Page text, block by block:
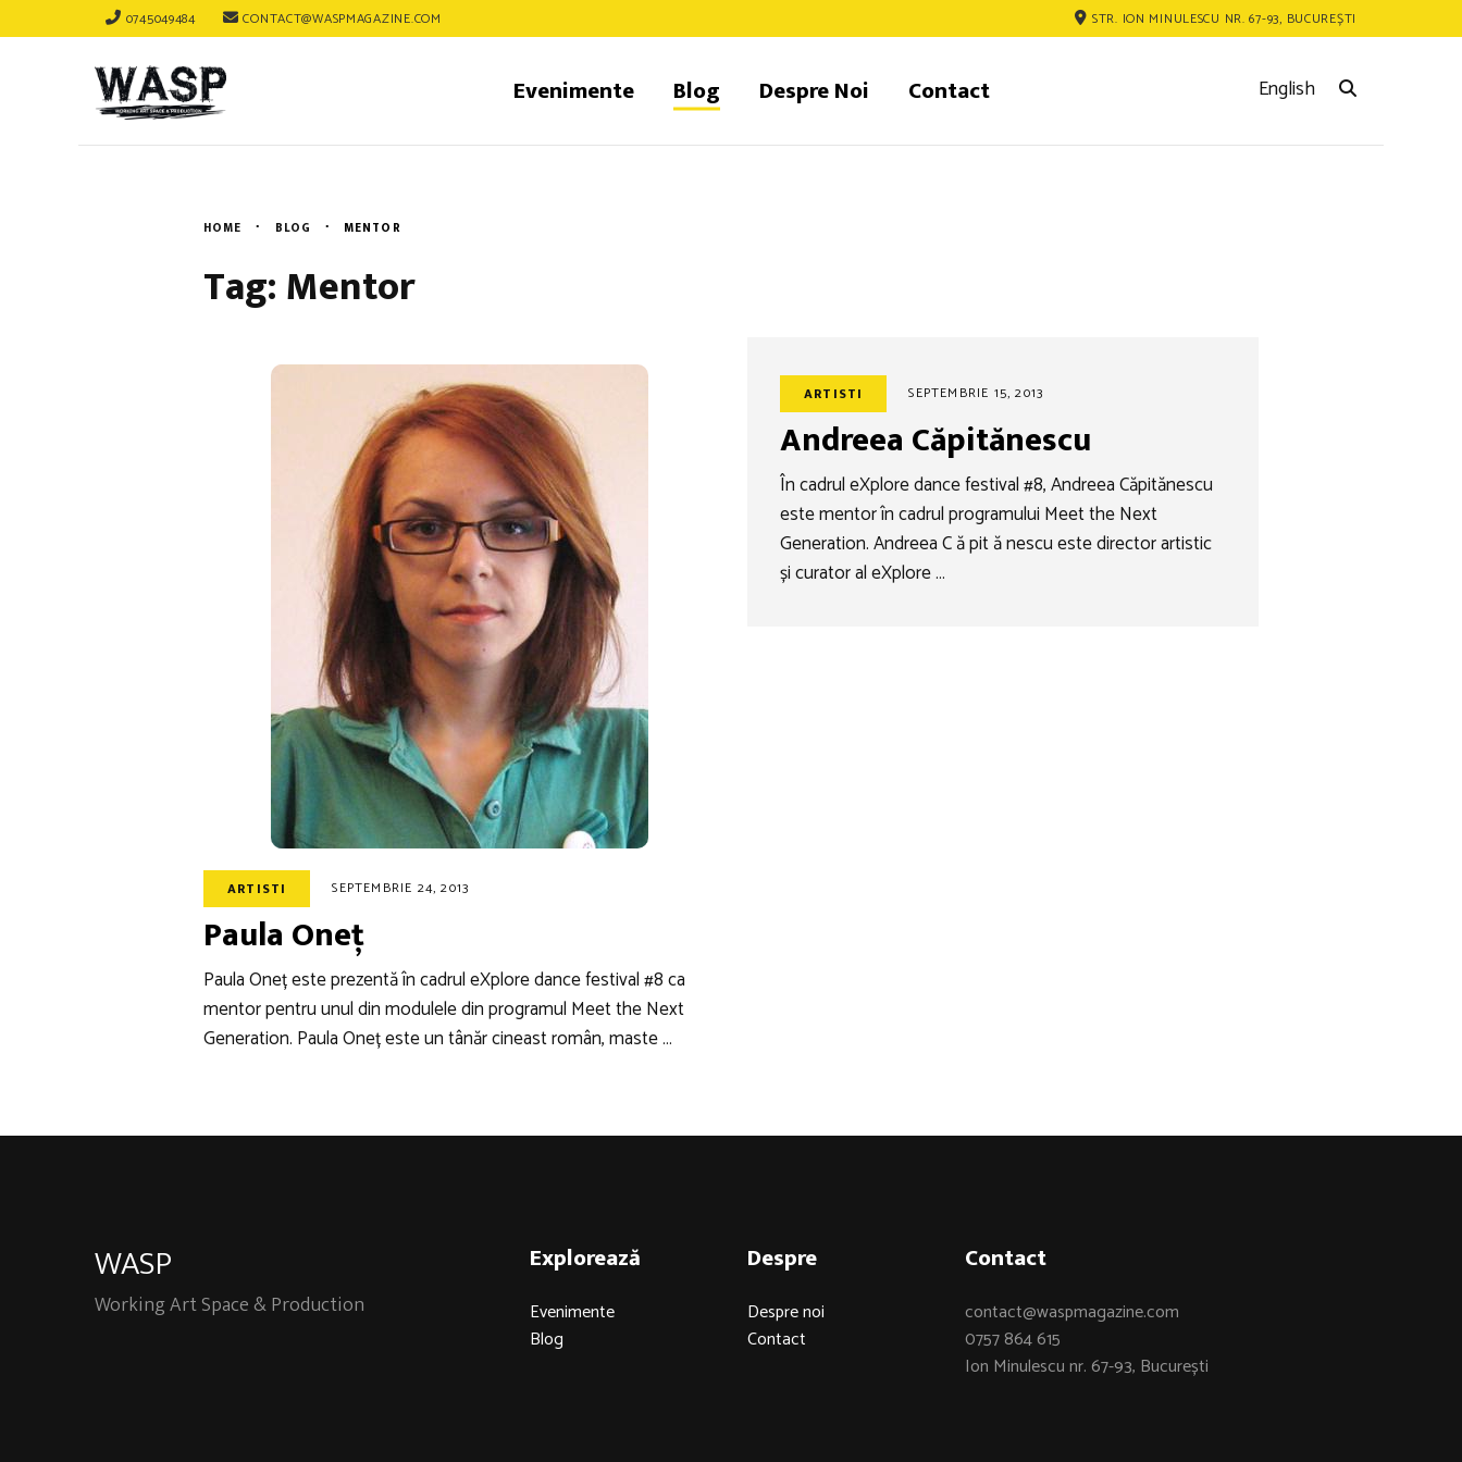
0745049484 CONTACT@WASPMAGAZINE.COM STR. ION MINULESCU NR. 67-93, BUCUREȘTI
Evenimente Blog Despre Noi Contact English
HOME BLOG MENTOR
Tag: Mentor
ARTISTI SEPTEMBRIE 24, 2013
Paula Oneț
Paula Oneț este prezentă în cadrul eXplore dance festival #8 ca
mentor pentru unul din modulele din programul Meet the Next
Generation. Paula Oneț este un tânăr cineast român, maste …
ARTISTI SEPTEMBRIE 15, 2013
Andreea Căpitănescu
În cadrul eXplore dance festival #8, Andreea Căpitănescu
este mentor în cadrul programului Meet the Next
Generation. Andreea C ă pit ă nescu este director artistic
și curator al eXplore …
WASP
Working Art Space & Production
Explorează
Evenimente
Blog
Despre
Despre noi
Contact
Contact
contact@waspmagazine.com
0757 864 615
Ion Minulescu nr. 67-93, București